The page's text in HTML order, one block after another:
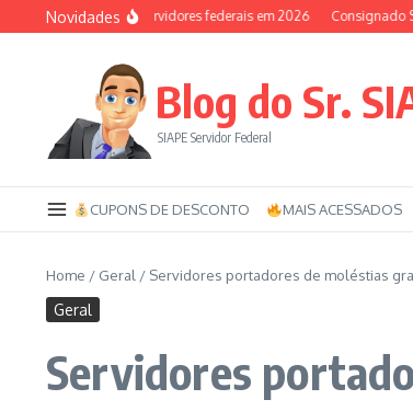
Ir para o conteúdo
Novidades
Auxílio-saúde dos servidores federais em 2026 Consignado
Blog do Sr.
SIAPE Servidor Federal
CUPONS DE DESCONTO MAIS ACESSADOS
Home / Geral / Servidores portadores de moléstias
Geral
Servidores